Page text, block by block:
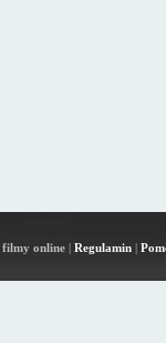
filmy online| Regulamin|